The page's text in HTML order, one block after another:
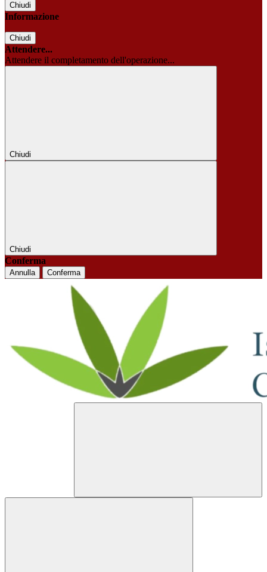
Chiudi
Informazione
Chiudi
Attendere...
Attendere il completamento dell'operazione...
Chiudi
Chiudi
Conferma
Annulla Conferma